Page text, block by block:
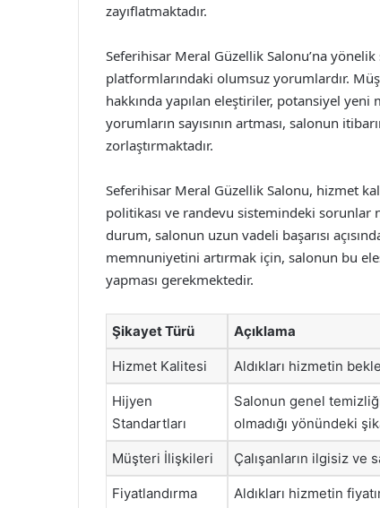
zayıflatmaktadır.
Seferihisar Meral Güzellik Salonu’na
platformlarındaki olumsuz yorumlardır.
hakkında yapılan eleştiriler, potansiyel
yorumların sayısının artması, salonun
zorlaştırmaktadır.
Seferihisar Meral Güzellik Salonu, hizmet
politikası ve randevu sistemindeki sorunlar
durum, salonun uzun vadeli başarısı
memnuniyetini artırmak için, salonun bu
yapması gerekmektedir.
Şikayet Türü Açıklama
Hizmet Kalitesi Aldıkları hizmetin
Hijyen
Standartları
Salonun genel
olmadığı yönündeki
Müşteri İlişkileri Çalışanların ilgisiz ve
Fiyatlandırma Aldıkları hizmetin